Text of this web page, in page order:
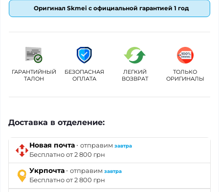
Оригинал Skmei с официальной гарантией 1 год
ГАРАНТИЙНЫЙ
ТАЛОН
БЕЗОПАСНАЯ
ОПЛАТА
ЛЕГКИЙ
ВОЗВРАТ
ТОЛЬКО
ОРИГИНАЛЫ
Доставка в отделение:
Новая почта · отправим завтра
Бесплатно от 2 800 грн
Укрпочта · отправим завтра
Бесплатно от 2 800 грн